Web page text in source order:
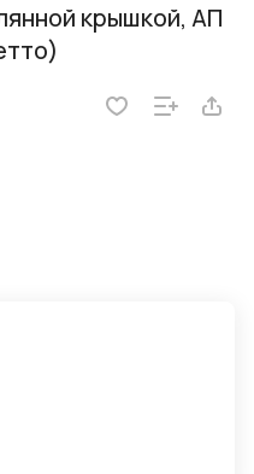
крышкой, АП